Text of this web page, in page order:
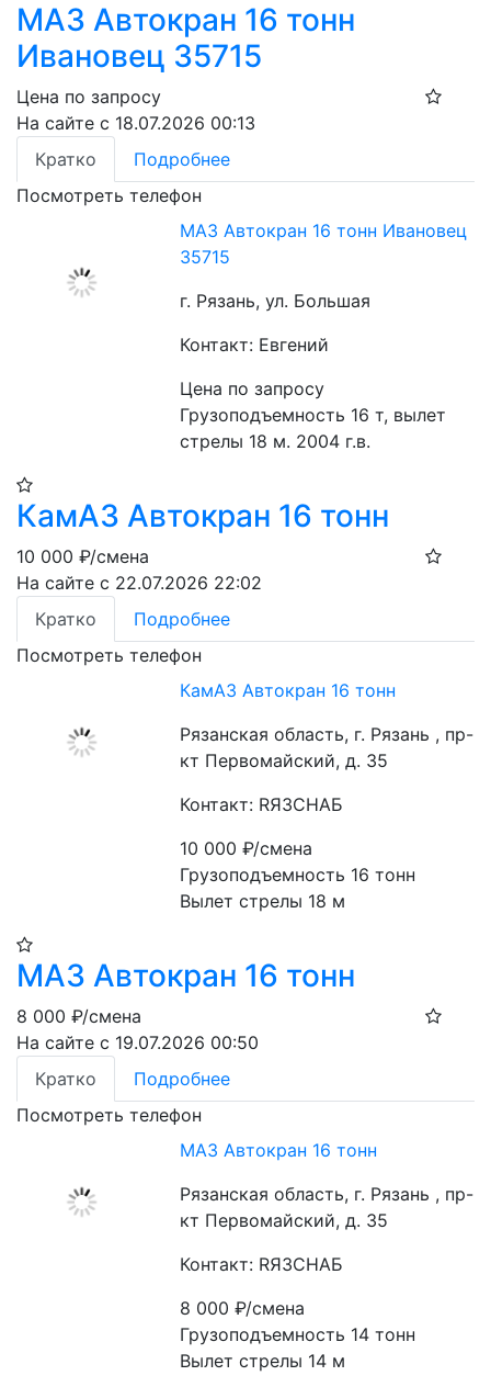
МАЗ Автокран 16 тонн
Ивановец 35715
Цена по запросу
На сайте с 18.07.2026 00:13
Кратко
Подробнее
Посмотреть телефон
МАЗ Автокран 16 тонн Ивановец
35715
г. Рязань, ул. Большая
Контакт: Евгений
Цена по запросу
Грузоподъемность 16 т, вылет
стрелы 18 м. 2004 г.в.
КамАЗ Автокран 16 тонн
10 000 ₽/смена
На сайте с 22.07.2026 22:02
Кратко
Подробнее
Посмотреть телефон
КамАЗ Автокран 16 тонн
Рязанская область, г. Рязань , пр-
кт Первомайский, д. 35
Контакт: RЯЗСНАБ
10 000₽/смена
Грузоподъемность 16 тонн
Вылет стрелы 18 м
МАЗ Автокран 16 тонн
8 000 ₽/смена
На сайте с 19.07.2026 00:50
Кратко
Подробнее
Посмотреть телефон
МАЗ Автокран 16 тонн
Рязанская область, г. Рязань , пр-
кт Первомайский, д. 35
Контакт: RЯЗСНАБ
8 000₽/смена
Грузоподъемность 14 тонн
Вылет стрелы 14 м